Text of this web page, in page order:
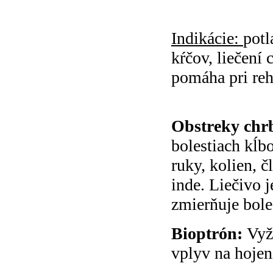
Indikácie:
kŕčov, liečení
pomáha pri
Obstreky
bolestiach
ruky, kolien,
inde. Liečivo
zmierňuje
Bioptrón:
vplyv na